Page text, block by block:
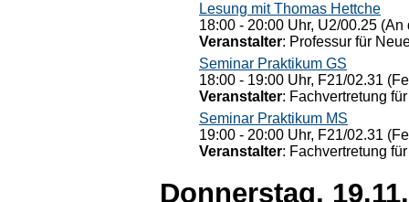
Lesung mit Thomas Hettche
18:00 - 20:00 Uhr, U2/00.25
Veranstalter: Professur für
Seminar Praktikum GS
18:00 - 19:00 Uhr, F21/02.31
Veranstalter: Fachvertretung
Seminar Praktikum MS
19:00 - 20:00 Uhr, F21/02.31
Veranstalter: Fachvertretung
Donnerstag,